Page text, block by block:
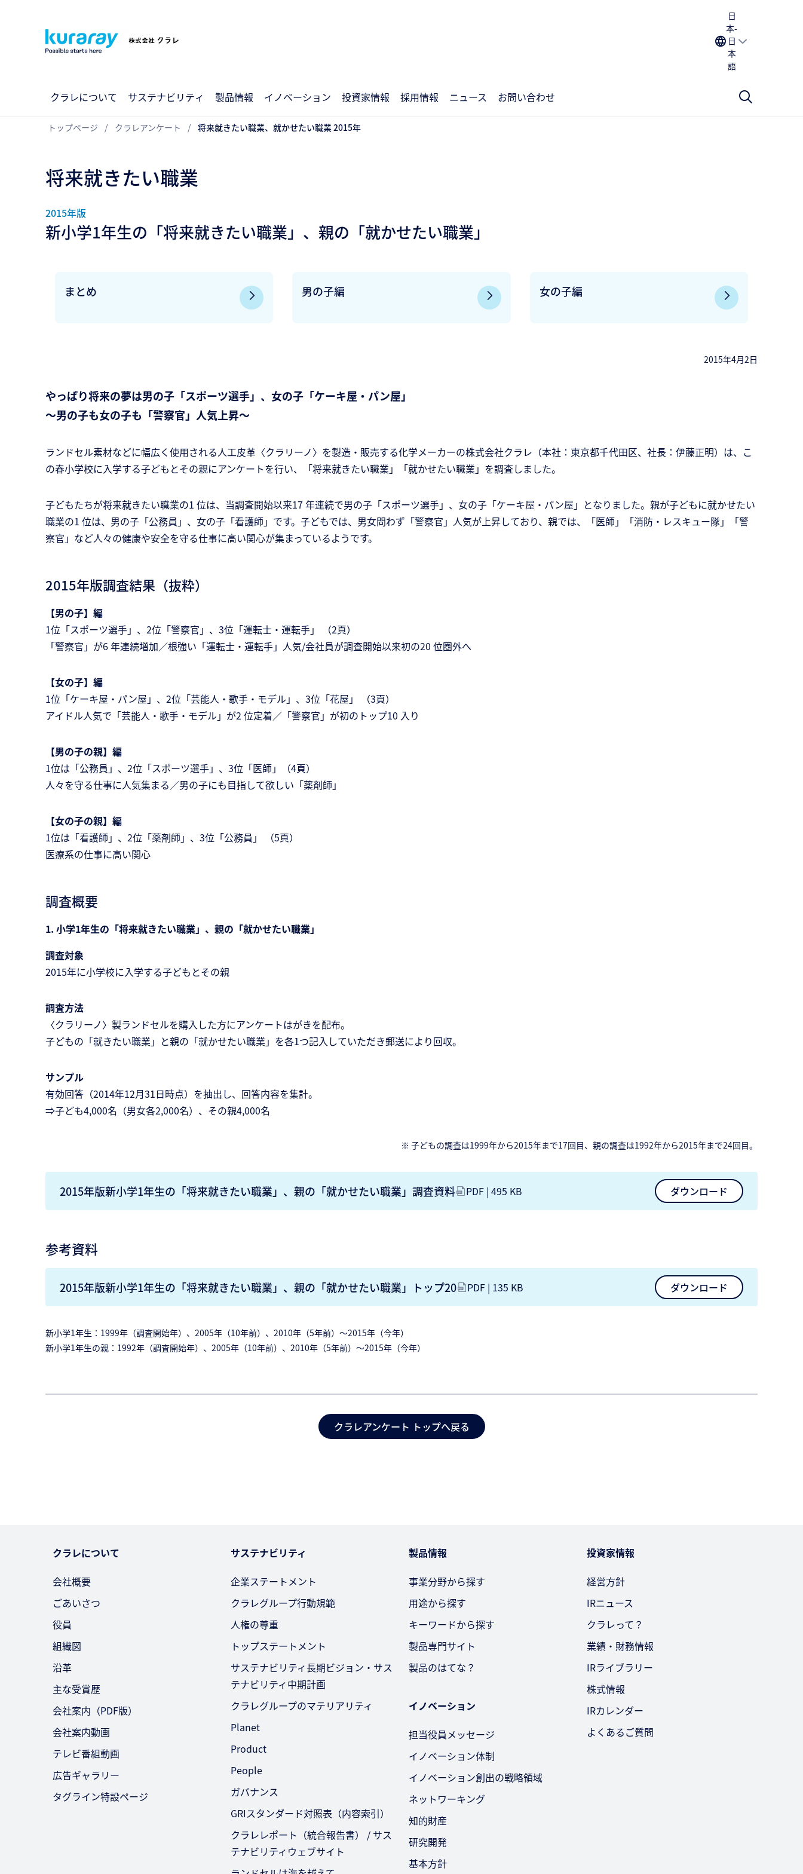
日
本-
日
本
語
クラレについて サステナビリティ 製品情報 イノベーション 投資家情報 採用情報 ニュース お問い合わせ
トップページ クラレアンケート 将来就きたい職業、就かせたい職業 2015年
将来就きたい職業
2015年版
新小学1年生の「将来就きたい職業」、親の「就かせたい職業」
まとめ 男の子編 女の子編
2015年4月2日
やっぱり将来の夢は男の子「スポーツ選手」、女の子「ケーキ屋・パン屋」
～男の子も女の子も「警察官」人気上昇～
ランドセル素材などに幅広く使用される人工皮革〈クラリーノ〉を製造・販売する化学メーカーの株式会社クラレ（本社：東京都千代田区、社長：伊藤正明）は、こ
の春小学校に入学する子どもとその親にアンケートを行い、「将来就きたい職業」「就かせたい職業」を調査しました。
子どもたちが将来就きたい職業の1 位は、当調査開始以来17 年連続で男の子「スポーツ選手」、女の子「ケーキ屋・パン屋」となりました。親が子どもに就かせたい
職業の1 位は、男の子「公務員」、女の子「看護師」です。子どもでは、男女問わず「警察官」人気が上昇しており、親では、「医師」「消防・レスキュー隊」「警
察官」など人々の健康や安全を守る仕事に高い関心が集まっているようです。
2015年版調査結果（抜粋）
【男の子】編
1位「スポーツ選手」、2位「警察官」、3位「運転士・運転手」 （2頁）
「警察官」が6 年連続増加／根強い「運転士・運転手」人気/会社員が調査開始以来初の20 位圏外へ
【女の子】編
1位「ケーキ屋・パン屋」、2位「芸能人・歌手・モデル」、3位「花屋」 （3頁）
アイドル人気で「芸能人・歌手・モデル」が2 位定着／「警察官」が初のトップ10 入り
【男の子の親】編
1位は「公務員」、2位「スポーツ選手」、3位「医師」（4頁）
人々を守る仕事に人気集まる／男の子にも目指して欲しい「薬剤師」
【女の子の親】編
1位は「看護師」、2位「薬剤師」、3位「公務員」 （5頁）
医療系の仕事に高い関心
調査概要
1. 小学1年生の「将来就きたい職業」、親の「就かせたい職業」
調査対象
2015年に小学校に入学する子どもとその親
調査方法
〈クラリーノ〉製ランドセルを購入した方にアンケートはがきを配布。
子どもの「就きたい職業」と親の「就かせたい職業」を各1つ記入していただき郵送により回収。
サンプル
有効回答（2014年12月31日時点）を抽出し、回答内容を集計。
⇒子ども4,000名（男女各2,000名）、その親4,000名
※ 子どもの調査は1999年から2015年まで17回目、親の調査は1992年から2015年まで24回目。
2015年版新小学1年生の「将来就きたい職業」、親の「就かせたい職業」調査資料 PDF | 495 KB ダウンロード
参考資料
2015年版新小学1年生の「将来就きたい職業」、親の「就かせたい職業」トップ20 PDF | 135 KB ダウンロード
新小学1年生：1999年（調査開始年）、2005年（10年前）、2010年（5年前）～2015年（今年）
新小学1年生の親：1992年（調査開始年）、2005年（10年前）、2010年（5年前）～2015年（今年）
クラレアンケート トップへ戻る
クラレについて
会社概要
ごあいさつ
役員
組織図
沿革
主な受賞歴
会社案内（PDF版）
会社案内動画
テレビ番組動画
広告ギャラリー
タグライン特設ページ
サステナビリティ
企業ステートメント
クラレグループ行動規範
人権の尊重
トップステートメント
サステナビリティ長期ビジョン・サス
テナビリティ中期計画
クラレグループのマテリアリティ
Planet
Product
People
ガバナンス
GRIスタンダード対照表（内容索引）
クラレレポート（統合報告書） / サス
テナビリティウェブサイト
製品情報
事業分野から探す
用途から探す
キーワードから探す
製品専門サイト
製品のはてな？
イノベーション
担当役員メッセージ
イノベーション体制
イノベーション創出の戦略領域
ネットワーキング
知的財産
研究開発
基本方針
投資家情報
経営方針
IRニュース
クラレって？
業績・財務情報
IRライブラリー
株式情報
IRカレンダー
よくあるご質問